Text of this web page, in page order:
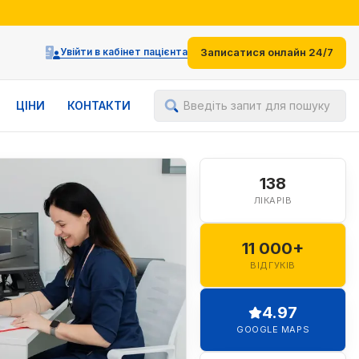
Увійти в кабінет пацієнта Записатися онлайн 24/7
ЦІНИ КОНТАКТИ Введіть запит для пошуку
138
ЛІКАРІВ
11 000+
ВІДГУКІВ
4.97
GOOGLE MAPS